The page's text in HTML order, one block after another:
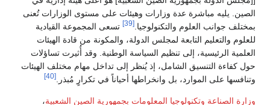
الصين. يليه مباشرة عدة وزارات وهيئات على مستوى الوزارات تُعنى
بمختلف جوانب العلوم والتكنولوجيا.[39]
تسعى المجموعة القيادية
للعلوم والتعليم التابعة لمجلس الدولة، والمكونة من قادة الهيئات
العلمية الرئيسية، إلى تنظيم السياسة الوطنية. وقد أُثيرت تساؤلات
حول كفاءة التنسيق الشامل، إذ يُنظر إلى تداخل مهام مختلف الهيئات
وتنافسها على الموارد، بل وانخراطها أحياناً في تكرارٍ مُبذر.[40]
وزارة الصناعة وتكنولوجيا المعلومات بجمهورية الصين الشعبية،